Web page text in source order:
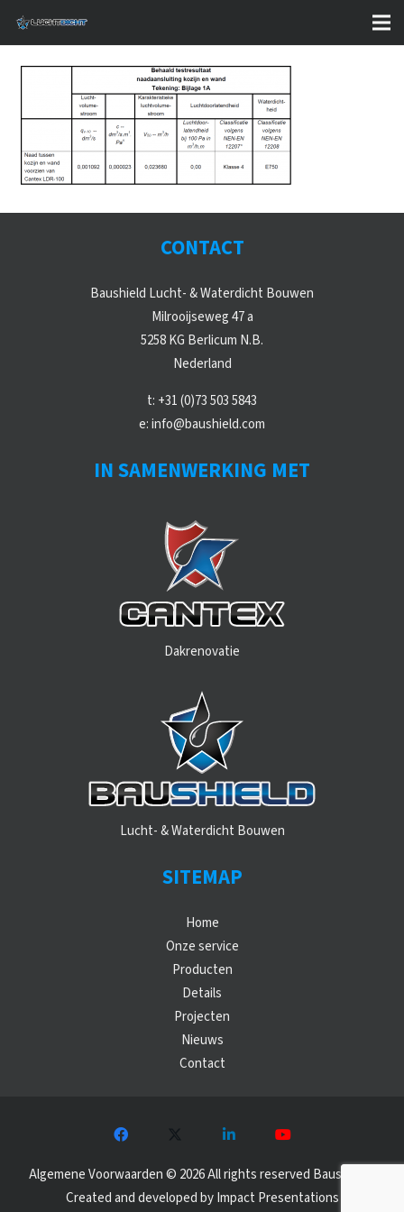
CONTACT
Baushield Lucht- & Waterdicht Bouwen
Milrooijseweg 47 a
5258 KG Berlicum N.B.
Nederland
t: +31 (0)73 503 5843
e:info@baushield.com
IN SAMENWERKING MET
Dakrenovatie
Lucht- & Waterdicht Bouwen
SITEMAP
Home
Onze service
Producten
Details
Projecten
Nieuws
Contact
Algemene Voorwaarden© 2026 All rights reserved Baushield |
Created and developed byImpact Presentations